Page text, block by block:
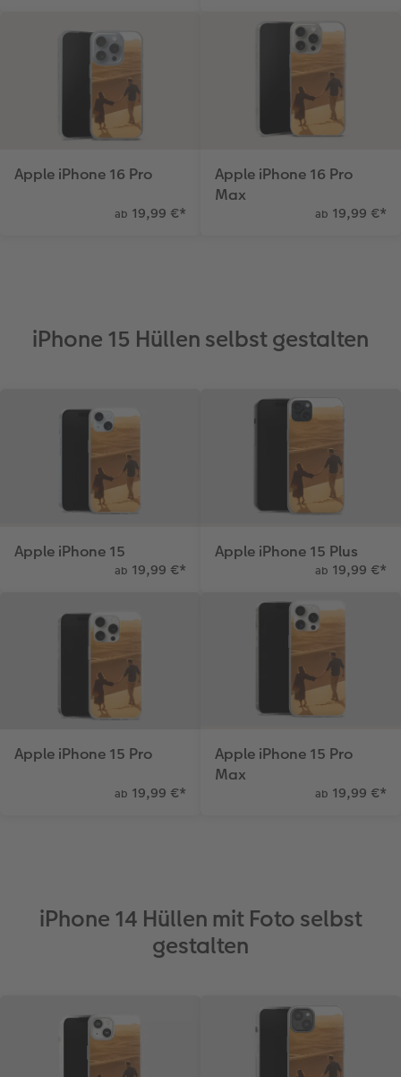
Apple iPhone 16 Pro
ab 19,99 €*
Apple iPhone 16 Pro
Max
ab 19,99 €*
iPhone 15 Hüllen selbst gestalten
Apple iPhone 15
ab 19,99 €*
Apple iPhone 15 Plus
ab 19,99 €*
Apple iPhone 15 Pro
ab 19,99 €*
Apple iPhone 15 Pro
Max
ab 19,99 €*
iPhone 14 Hüllen mit Foto selbst
gestalten